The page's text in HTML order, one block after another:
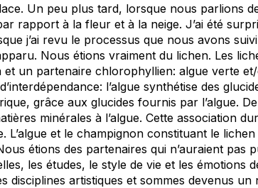
Un peu plus tard, lorsque nous parlions
rapport à la fleur et à la neige. J’ai été
j’ai revu le processus que nous avons
Nous étions vraiment du lichen. Les
et un partenaire chlorophyllien: algue verte
l’algue synthétise des
grâce aux glucides fournis par l’algue.
minérales à l’algue. Cette association
L’algue et le champignon constituant le
étions des partenaires qui n’auraient pas
les études, le style de vie et les émotions
disciplines artistiques et sommes devenus un